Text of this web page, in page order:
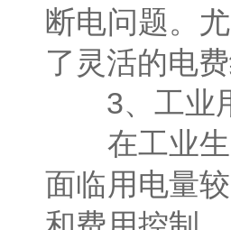
断电问题。
了灵活的电费
3、工业
在工业生
面临用电量